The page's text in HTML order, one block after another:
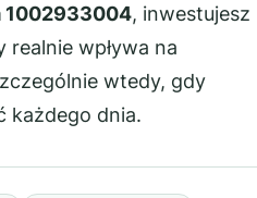
1002933004, inwestujesz
wpływa na
wtedy, gdy
każdego dnia.